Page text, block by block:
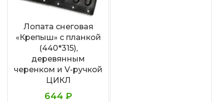
Лопата снеговая
«Крепыш» с планкой
(440*315),
деревянным
черенком и V-ручкой
ЦИКЛ
644 ₽